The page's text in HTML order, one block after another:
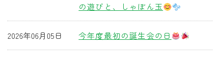
の遊びと、しゃぼん玉
今年度最初の誕生会の日
2026年06月05日